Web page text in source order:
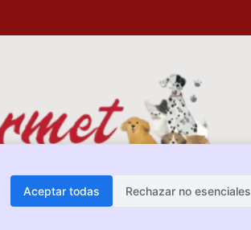
Aceptar todas Rechazar no esenciales